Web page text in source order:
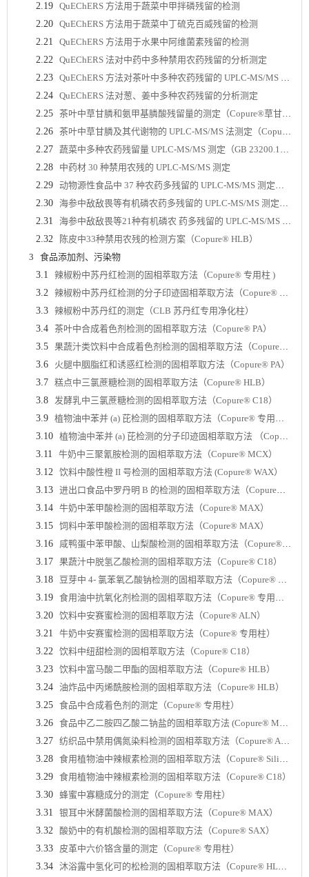
2.19 QuEChERS 方法用于蔬菜中甲拌磷残留的检测
2.20 QuEChERS 方法用于蔬菜中丁硫克百威残留的检测
2.21
QuEChERS 方法用于水果中阿维菌素残留的检测
2.22 QuEChERS 法对中药中多种禁用农药残留的分析测定
2.23 QuEChERS 方法对茶叶中多种农药残留的 UPLC-MS/MS 测定
2.24 QuEChERS 法对葱、姜中多种农药残留的分析测定
2.25 茶叶中草甘膦和氨甲基膦酸残留量的测定（Copure®草甘膦专用柱）
2.26 茶叶中草甘膦及其代谢物的 UPLC-MS/MS 法测定（Copure® 草甘膦专用柱）
2.27 蔬菜中多种农药残留量 UPLC-MS/MS 测定（GB 23200.121-2021）
2.28
中药材 30 种禁用农残的 UPLC-MS/MS 测定
2.29 动物源性食品中 37 种农药多残留的 UPLC-MS/MS 测定（Lipoclean 磷脂去除柱）
2.30
海参中敌敌畏等有机磷农药多残留的 UPLC-MS/MS 测定（Copure® QuEChERS）
2.31
海参中敌敌畏等21种有机磷农 药多残留的 UPLC-MS/MS 测定 （Lipoclean 磷脂去除柱）
2.32
陈皮中33种禁用农残的检测方案（Copure® HLB）
3
食品添加剂、污染物
3.1
辣椒粉中苏丹红检测的固相萃取方法（Copure® 专用柱 )
3.2 辣椒粉中苏丹红检测的分子印迹固相萃取方法（Copure® 专用柱 )
3.3 辣椒粉中苏丹红的测定（CLB 苏丹红专用净化柱）
3.4 茶叶中合成着色剂检测的固相萃取方法（Copure® PA）
3.5 果蔬汁类饮料中合成着色剂检测的固相萃取方法（Copure® PA）
3.6
火腿中胭脂红和诱惑红检测的固相萃取方法（Copure® PA）
3.7 糕点中三氯蔗糖检测的固相萃取方法（Copure® HLB）
3.8
发酵乳中三氯蔗糖检测的固相萃取方法（Copure® C18）
3.9 植物油中苯并 (a) 芘检测的固相萃取方法（Copure® 专用柱）
3.10 植物油中苯并 (a) 芘检测的分子印迹固相萃取方法 （Copure® 专用柱）
3.11
牛奶中三聚氰胺检测的固相萃取方法（Copure® MCX）
3.12 饮料中酸性橙 II 号检测的固相萃取方法 (Copure® WAX）
3.13 进出口食品中罗丹明 B 的检测的固相萃取方法（Copure® ALN）
3.14 牛奶中苯甲酸检测的固相萃取方法（Copure® MAX）
3.15 饲料中苯甲酸检测的固相萃取方法（Copure® MAX）
3.16
咸鸭蛋中苯甲酸、山梨酸检测的固相萃取方法（Copure® MAX）
3.17 果蔬汁中脱氢乙酸检测的固相萃取方法（Copure® C18）
3.18
豆芽中 4- 氯苯氧乙酸钠检测的固相萃取方法（Copure® HLB）
3.19 食用油中抗氧化剂检测的固相萃取方法（Copure® 专用柱）
3.20 饮料中安赛蜜检测的固相萃取方法（Copure® ALN）
3.21
牛奶中安赛蜜检测的固相萃取方法（Copure® 专用柱）
3.22 饮料中纽甜检测的固相萃取方法（Copure® C18）
3.23 饮料中富马酸二甲酯的固相萃取方法（Copure® HLB）
3.24 油炸品中丙烯酰胺检测的固相萃取方法（Copure® HLB）
3.25 食品中合成着色剂的测定（Copure® 专用柱）
3.26 食品中乙二胺四乙酸二钠盐的固相萃取方法 (Copure® MAX)
3.27 纺织品中禁用偶氮染料检测的固相萃取方法（Copure® AZO）
3.28 食用植物油中辣椒素检测的固相萃取方法（Copure® Silica）
3.29 食用植物油中辣椒素检测的固相萃取方法（Copure® C18）
3.30
蜂蜜中寡糖成分的测定（Copure® 专用柱）
3.31
银耳中米酵菌酸检测的固相萃取方法（Copure® MAX）
3.32 酸奶中的有机酸检测的固相萃取方法（Copure® SAX）
3.33
皮革中六价铬含量的测定（Copure® 专用柱）
3.34 沐浴露中氢化可的松检测的固相萃取方法（Copure® HLB）